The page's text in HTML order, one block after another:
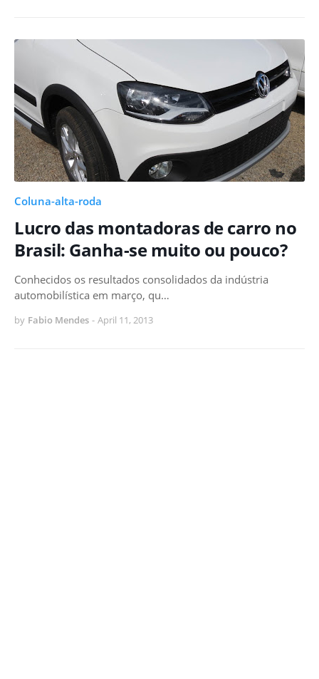
Coluna-alta-roda
Lucro das montadoras de carro no
Brasil: Ganha-se muito ou pouco?
Conhecidos os resultados consolidados da indústria
automobilística em março, qu…
by Fabio Mendes - April 11, 2013